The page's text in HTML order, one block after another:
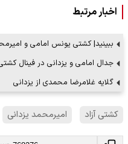
اخبار مرتبط
ببینید| کشتی یونس امامی و
جدال امامی و یزدانی در فینال
گلایه غلامرضا محمدی از یزدانی
کشتی آزاد امیرمحمد یزدانی